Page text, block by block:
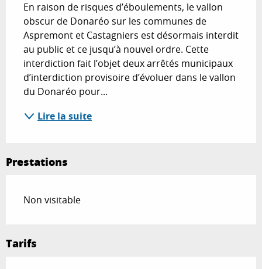
En raison de risques d’éboulements, le vallon
obscur de Donaréo sur les communes de
Aspremont et Castagniers est désormais interdit
au public et ce jusqu’à nouvel ordre. Cette
interdiction fait l’objet deux arrêtés municipaux
d’interdiction provisoire d’évoluer dans le vallon
du Donaréo pour...
Lire la suite
Prestations
Non visitable
Tarifs